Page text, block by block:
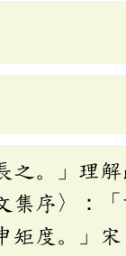
。」理
序〉：「
矩度。」